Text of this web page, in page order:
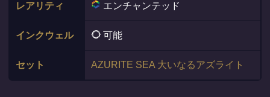
レアリティ エンチャンテッド
インクウェル 可能
セット AZURITE SEA 大いなるアズライト